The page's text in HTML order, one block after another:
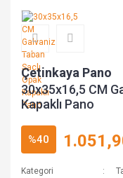
Çetinkaya Pano
30x35x16,5 CM
Kapaklı Pano
%40
Kategori